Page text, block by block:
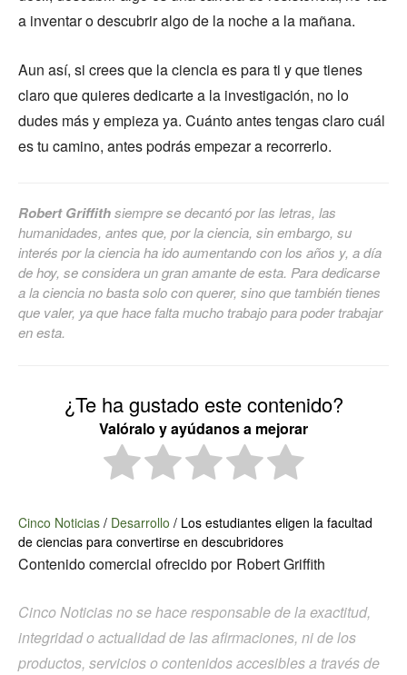
a inventar o descubrir algo de la noche a la mañana.
Aun así, si crees que la ciencia es para ti y que tienes
claro que quieres dedicarte a la investigación, no lo
dudes más y empieza ya. Cuánto antes tengas claro cuál
es tu camino, antes podrás empezar a recorrerlo.
Robert Griffithsiempre se decantó por las letras, las
humanidades, antes que, por la ciencia, sin embargo, su
interés por la ciencia ha ido aumentando con los años y, a día
de hoy, se considera un gran amante de esta. Para dedicarse
a la ciencia no basta solo con querer, sino que también tienes
que valer, ya que hace falta mucho trabajo para poder trabajar
en esta.
¿Te ha gustado este contenido?
Valóralo y ayúdanos a mejorar
Cinco Noticias / Desarrollo / Los estudiantes eligen la facultad
de ciencias para convertirse en descubridores
Contenido comercial ofrecido por Robert Griffith
Cinco Noticias no se hace responsable de la exactitud,
integridad o actualidad de las afirmaciones, ni de los
productos, servicios o contenidos accesibles a través de